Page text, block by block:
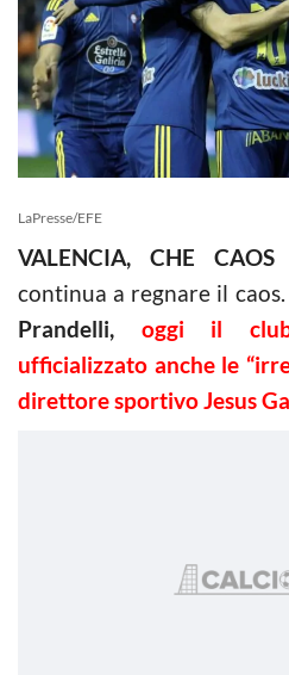
LaPresse/EFE
VALENCIA, CHE
continua a regnare il
Prandelli, oggi il
ufficializzato anche le
direttore sportivo Jesus